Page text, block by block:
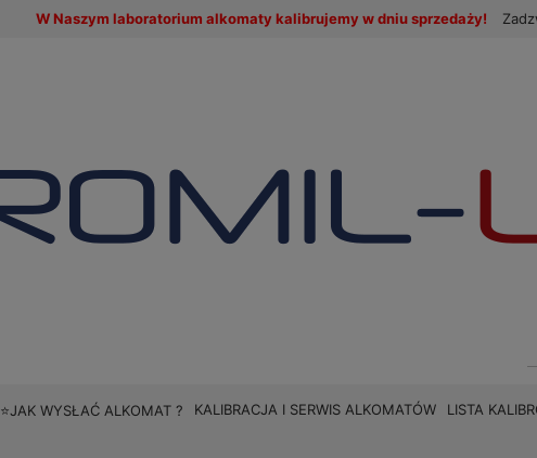
W Naszym laboratorium alkomaty kalibrujemy w dniu sprzedaży!
⭐JAK WYSŁAĆ ALKOMAT ? KALIBRACJA I SERWIS ALKOMATÓW LISTA